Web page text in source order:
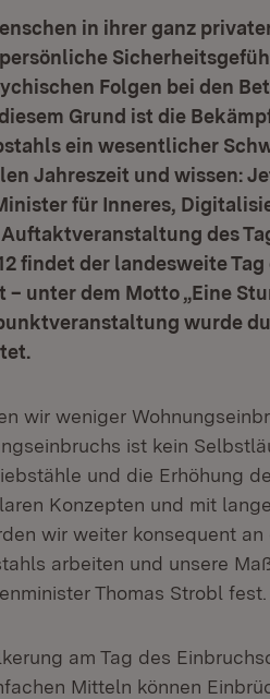
in ihrer ganz
Folgen bei den
Grund ist die
ein wesentlicher
Jahreszeit und wissen:
für Inneres,
des
findet der landesweite
unter dem Motto „Eine
wurde
wir weniger
ist kein
und die Erhöhung
Konzepten und mit
wir weiter konsequent
arbeiten und unsere
Thomas Strobl fest.
am Tag des
Mitteln können